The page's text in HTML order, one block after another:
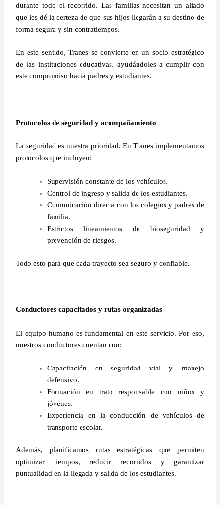
durante todo el recorrido. Las familias necesitan un aliado
que les dé la certeza de que sus hijos llegarán a su destino de
forma segura y sin contratiempos.
En este sentido, Tranes se convierte en un socio estratégico
de las instituciones educativas, ayudándoles a cumplir con
este compromiso hacia padres y estudiantes.
Protocolos de seguridad y acompañamiento
La seguridad es nuestra prioridad. En Tranes implementamos
protocolos que incluyen:
Supervisión constante de los vehículos.
Control de ingreso y salida de los estudiantes.
Comunicación directa con los colegios y padres de
familia.
Estrictos lineamientos de bioseguridad y
prevención de riesgos.
Todo esto para que cada trayecto sea seguro y confiable.
Conductores capacitados y rutas organizadas
El equipo humano es fundamental en este servicio. Por eso,
nuestros conductores cuentan con:
Capacitación en seguridad vial y manejo
defensivo.
Formación en trato responsable con niños y
jóvenes.
Experiencia en la conducción de vehículos de
transporte escolar.
Además, planificamos rutas estratégicas que permiten
optimizar tiempos, reducir recorridos y garantizar
puntualidad en la llegada y salida de los estudiantes.